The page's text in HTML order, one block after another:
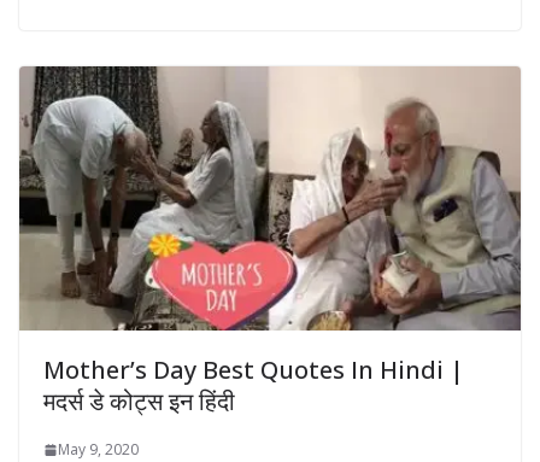
Mother’s Day Best Quotes In Hindi |
मदर्स डे कोट्स इन हिंदी
May 9, 2020